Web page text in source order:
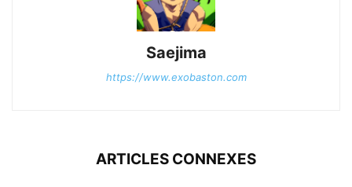
Saejima
https://www.exobaston.com
ARTICLES CONNEXES